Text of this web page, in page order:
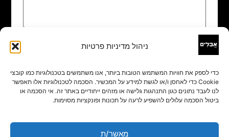
ניהול מדיניות פרטיות
כדי לספק את חוויות המשתמש הטובות ביותר, אנו משתמשים בטכנולוגיות כמו קובצי
Cookie כדי לאחסן ו/או לגשת למידע על המכשיר. הסכמה לטכנולוגיות אלו תאפשר
לנו לעבד נתונים כגון התנהגות גלישה או מזהים ייחודיים באתר זה. אי הסכמה או
ביטול הסכמה עלולים להשפיע לרעה על תכונות ופונקציות מסוימות.
מאשר/ת
שם
אימייל*